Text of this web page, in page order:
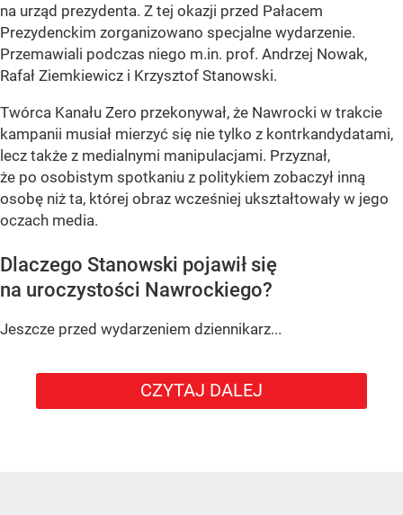
na urząd prezydenta. Z tej okazji przed Pałacem
Prezydenckim zorganizowano specjalne wydarzenie.
Przemawiali podczas niego m.in. prof. Andrzej Nowak,
Rafał Ziemkiewicz i Krzysztof Stanowski.
Twórca Kanału Zero przekonywał, że Nawrocki w trakcie
kampanii musiał mierzyć się nie tylko z kontrkandydatami,
lecz także z medialnymi manipulacjami. Przyznał,
że po osobistym spotkaniu z politykiem zobaczył inną
osobę niż ta, której obraz wcześniej ukształtowały w jego
oczach media.
Dlaczego Stanowski pojawił się
na uroczystości Nawrockiego?
Jeszcze przed wydarzeniem dziennikarz...
CZYTAJ DALEJ